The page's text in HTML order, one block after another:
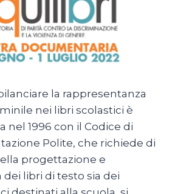
la rappresentanza
nei libri scolastici è
nel 1996 con il Codice di
Polite, che richiede di
progettazione e
dei libri di testo sia dei